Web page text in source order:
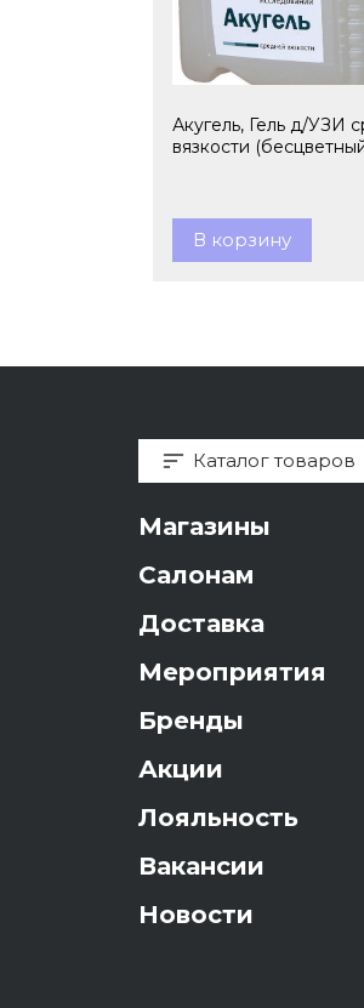
Акугель, Гель д/УЗИ
вязкости
В корзину
Каталог товаров
Магазины
Салонам
Доставка
Мероприятия
Бренды
Акции
Лояльность
Вакансии
Новости